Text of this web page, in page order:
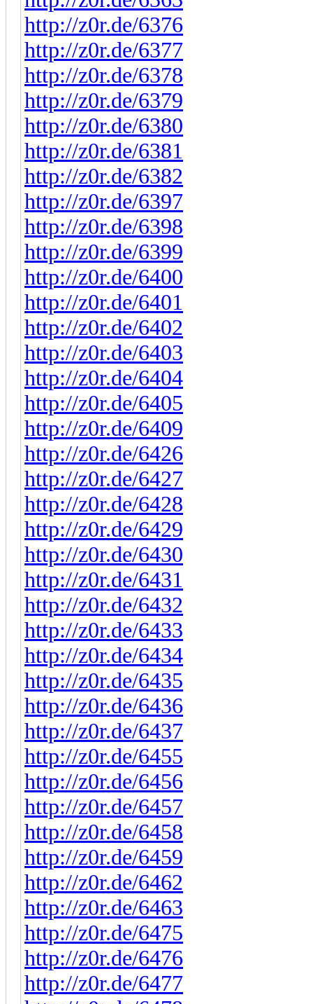
http://z0r.de/6376
http://z0r.de/6377
http://z0r.de/6378
http://z0r.de/6379
http://z0r.de/6380
http://z0r.de/6381
http://z0r.de/6382
http://z0r.de/6397
http://z0r.de/6398
http://z0r.de/6399
http://z0r.de/6400
http://z0r.de/6401
http://z0r.de/6402
http://z0r.de/6403
http://z0r.de/6404
http://z0r.de/6405
http://z0r.de/6409
http://z0r.de/6426
http://z0r.de/6427
http://z0r.de/6428
http://z0r.de/6429
http://z0r.de/6430
http://z0r.de/6431
http://z0r.de/6432
http://z0r.de/6433
http://z0r.de/6434
http://z0r.de/6435
http://z0r.de/6436
http://z0r.de/6437
http://z0r.de/6455
http://z0r.de/6456
http://z0r.de/6457
http://z0r.de/6458
http://z0r.de/6459
http://z0r.de/6462
http://z0r.de/6463
http://z0r.de/6475
http://z0r.de/6476
http://z0r.de/6477